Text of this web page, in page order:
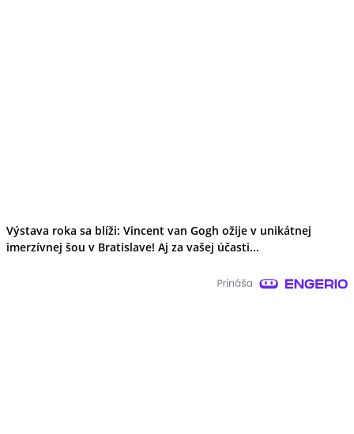
Výstava roka sa blíži: Vincent van Gogh ožije v unikátnej
imerzívnej šou v Bratislave! Aj za vašej účasti...